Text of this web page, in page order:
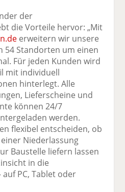
der
die Vorteile hervor: „Mit
erweitern wir unsere
54 Standorten um einen
Für jeden Kunden wird
mit individuell
hinterlegt. Alle
Lieferscheine und
können 24/7
werden.
flexibel entscheiden, ob
Niederlassung
Baustelle liefern lassen
in die
PC, Tablet oder